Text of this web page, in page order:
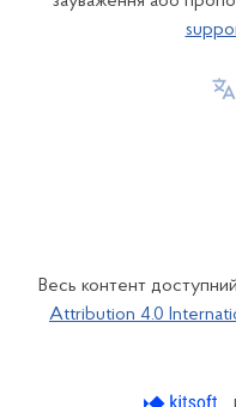
Весь контент
Attribution 4.0